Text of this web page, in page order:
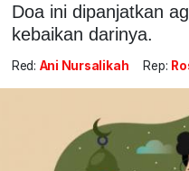
Doa ini dipanjatkan
kebaikan darinya.
Red: Ani Nursalikah Rep: